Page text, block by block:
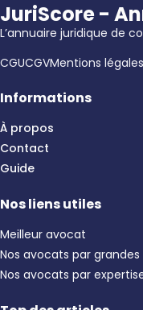
JuriScore -
L’annuaire juridique de
CGUCGVMentions légales
Informations
À propos
Contact
Guide
Nos liens utiles
Meilleur avocat
Nos avocats par
Nos avocats par